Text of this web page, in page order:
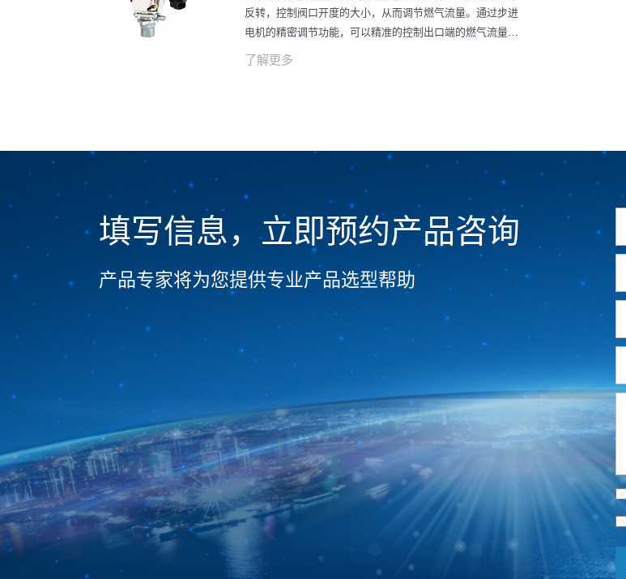
反转，控制阀口开度的大小，从而调节燃气流量。通过步进
电机的精密调节功能，可以精准的控制出口端的燃气流量，
当燃烧工况发生变化时，可以实现燃气的自适应调节。
了解更多
填写信息，立即预约产品咨询
产品专家将为您提供专业产品选型帮助